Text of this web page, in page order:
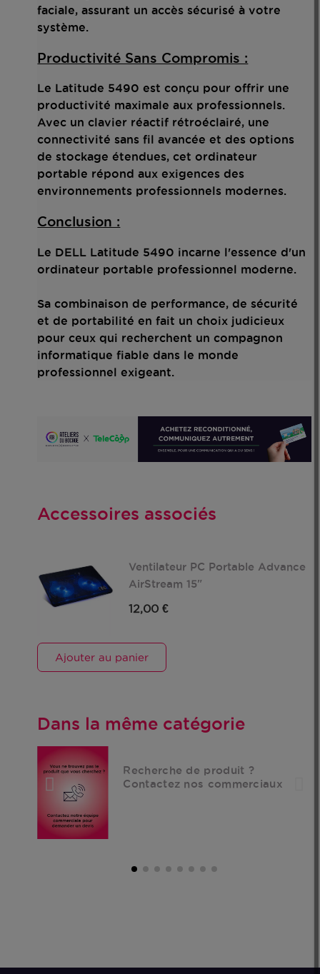
faciale, assurant un accès sécurisé à votre
système.
Productivité Sans Compromis :
Le Latitude 5490 est conçu pour offrir une
productivité maximale aux professionnels.
Avec un clavier réactif rétroéclairé, une
connectivité sans fil avancée et des options
de stockage étendues, cet ordinateur
portable répond aux exigences des
environnements professionnels modernes.
Conclusion :
Le DELL Latitude 5490 incarne l'essence d'un
ordinateur portable professionnel moderne.
Sa combinaison de performance, de sécurité
et de portabilité en fait un choix judicieux
pour ceux qui recherchent un compagnon
informatique fiable dans le monde
professionnel exigeant.
Accessoires associés
Ventilateur PC Portable Advance
AirStream 15"
12,00 €
Ajouter au panier
Dans la même catégorie
Recherche de produit ?
Contactez nos commerciaux